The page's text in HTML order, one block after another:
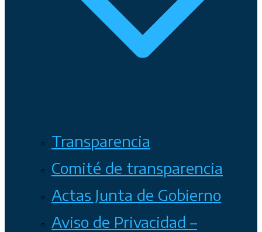
Transparencia
Comité de transparencia
Actas Junta de Gobierno
Aviso de Privacidad –